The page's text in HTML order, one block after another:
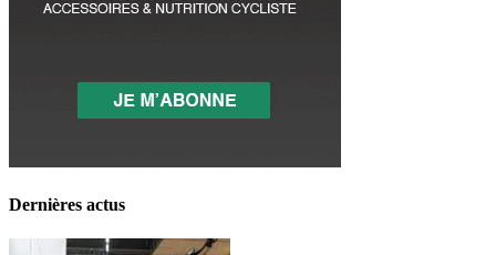
Dernières actus